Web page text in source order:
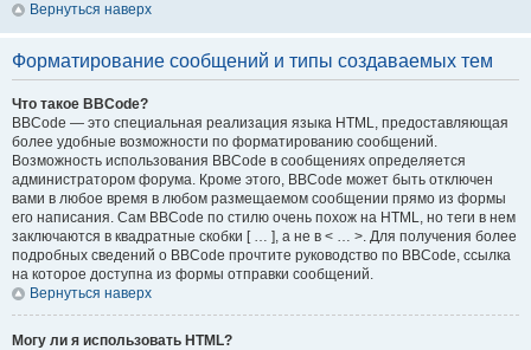
Вернуться наверх
Форматирование сообщений и типы создаваемых тем
Что такое BBCode?
BBCode — это специальная реализация языка HTML, предоставляющая
более удобные возможности по форматированию сообщений.
Возможность использования BBCode в сообщениях определяется
администратором форума. Кроме этого, BBCode может быть отключен
вами в любое время в любом размещаемом сообщении прямо из формы
его написания. Сам BBCode по стилю очень похож на HTML, но теги в нем
заключаются в квадратные скобки [ … ], а не в < … >. Для получения более
подробных сведений о BBCode прочтите руководство по BBCode, ссылка
на которое доступна из формы отправки сообщений.
Вернуться наверх
Могу ли я использовать HTML?